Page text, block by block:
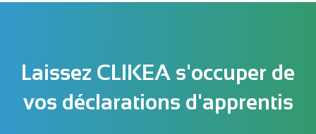
Laissez CLIKEA s'occuper de
vos déclarations d'apprentis